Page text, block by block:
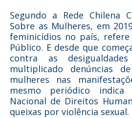
Segundo a Rede Chilena
Sobre as Mulheres, em
feminicídios no país,
Público. E desde que
contra as
multiplicado denúncias
mulheres nas
mesmo periódico
Nacional de Direitos
queixas por violência sexual.